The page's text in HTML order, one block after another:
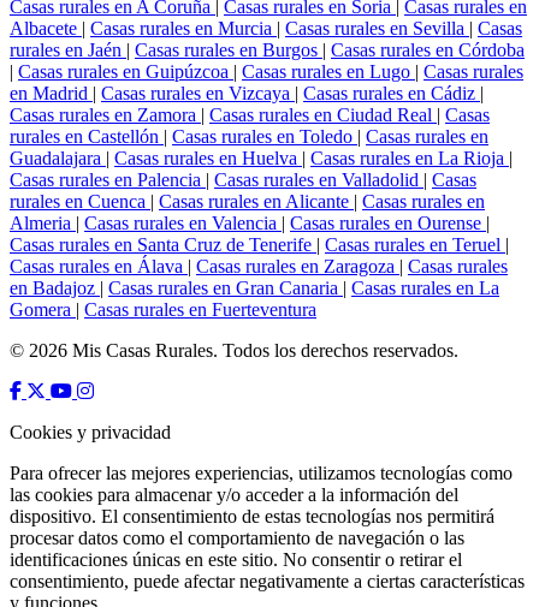
Casas rurales en A Coruña | Casas rurales en Soria | Casas rurales en
Albacete | Casas rurales en Murcia | Casas rurales en Sevilla | Casas
rurales en Jaén | Casas rurales en Burgos | Casas rurales en Córdoba
| Casas rurales en Guipúzcoa | Casas rurales en Lugo | Casas rurales
en Madrid | Casas rurales en Vizcaya | Casas rurales en Cádiz |
Casas rurales en Zamora | Casas rurales en Ciudad Real | Casas
rurales en Castellón | Casas rurales en Toledo | Casas rurales en
Guadalajara | Casas rurales en Huelva | Casas rurales en La Rioja |
Casas rurales en Palencia | Casas rurales en Valladolid | Casas
rurales en Cuenca | Casas rurales en Alicante | Casas rurales en
Almeria | Casas rurales en Valencia | Casas rurales en Ourense |
Casas rurales en Santa Cruz de Tenerife | Casas rurales en Teruel |
Casas rurales en Álava | Casas rurales en Zaragoza | Casas rurales
en Badajoz | Casas rurales en Gran Canaria | Casas rurales en La
Gomera | Casas rurales en Fuerteventura
© 2026 Mis Casas Rurales. Todos los derechos reservados.
Cookies y privacidad
Para ofrecer las mejores experiencias, utilizamos tecnologías como
las cookies para almacenar y/o acceder a la información del
dispositivo. El consentimiento de estas tecnologías nos permitirá
procesar datos como el comportamiento de navegación o las
identificaciones únicas en este sitio. No consentir o retirar el
consentimiento, puede afectar negativamente a ciertas características
y funciones.